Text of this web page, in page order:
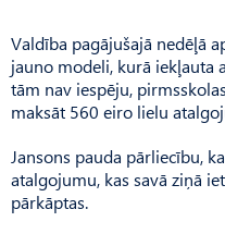
Valdība pagājušajā nedēļā
jauno modeli, kurā iekļauta
tām nav iespēju,
maksāt 560 eiro lielu
Jansons pauda pārliecību,
atalgojumu, kas savā ziņā
pārkāptas.